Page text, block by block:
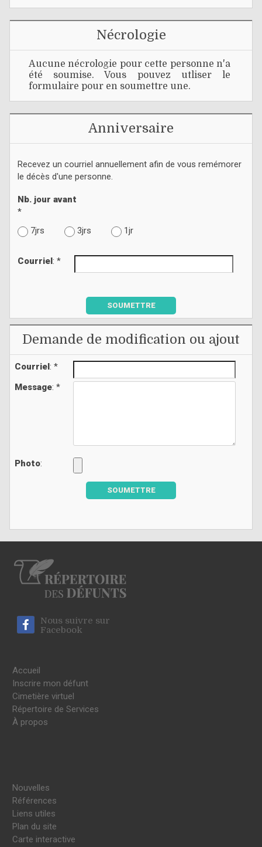
Nécrologie
Aucune nécrologie pour cette personne n'a
été soumise. Vous pouvez utliser le
formulaire pour en soumettre une.
Anniversaire
Recevez un courriel annuellement afin de vous remémorer
le décès d'une personne.
Nb. jour avant
*
7jrs
3jrs 1jr
Courriel : *
SOUMETTRE
Demande de modification ou ajout
Courriel: *
Message: *
Photo:
SOUMETTRE
Nous suivre sur
Facebook
Accueil
Inscrire mon défunt
Cimetière virtuel
Répertoire de Services
À propos
Nouvelles
Références
Liens utiles
Plan du site
Carte interactive